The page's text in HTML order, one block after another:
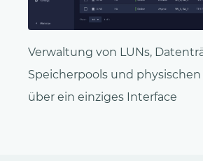
Verwaltung von LUNs,
Speicherpools und
über ein einziges Interface